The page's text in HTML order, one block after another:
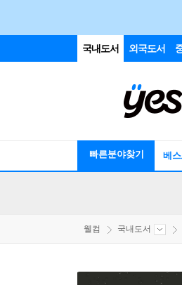
국내도서 외국도서
빠른분야찾기 베
웰컴 국내도서